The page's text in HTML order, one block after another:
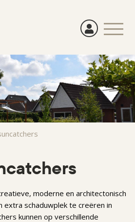
moderne en architectonisch
extra schaduwplek te creëren in
kunnen op verschillende